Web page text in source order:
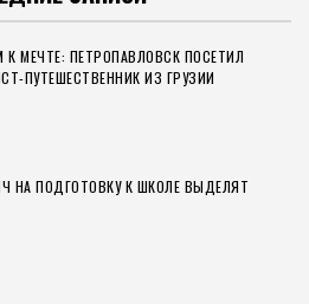
МЕЧТЕ: ПЕТРОПАВЛОВСК ПОСЕТИЛ
ПУТЕШЕСТВЕННИК ИЗ ГРУЗИИ
НА ПОДГОТОВКУ К ШКОЛЕ ВЫДЕЛЯТ